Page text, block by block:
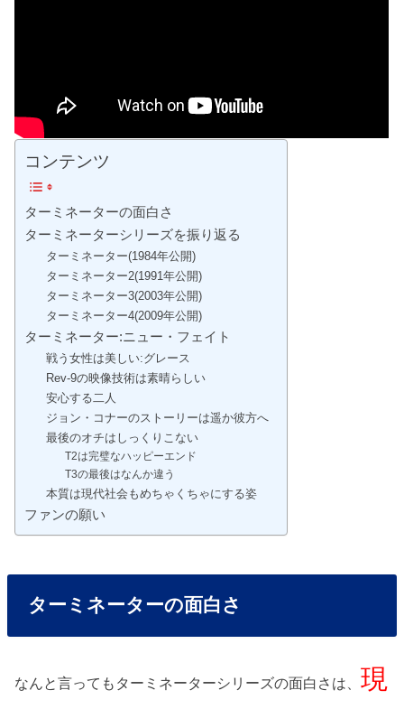
コンテンツ
ターミネーターの面白さ
ターミネーターシリーズを振り返る
ターミネーター(1984年公開)
ターミネーター2(1991年公開)
ターミネーター3(2003年公開)
ターミネーター4(2009年公開)
ターミネーター:ニュー・フェイト
戦う女性は美しい:グレース
Rev-9の映像技術は素晴らしい
安心する二人
ジョン・コナーのストーリーは遥か彼方へ
最後のオチはしっくりこない
T2は完璧なハッピーエンド
T3の最後はなんか違う
本質は現代社会もめちゃくちゃにする姿
ファンの願い
ターミネーターの面白さ
なんと言ってもターミネーターシリーズの面白さは、現